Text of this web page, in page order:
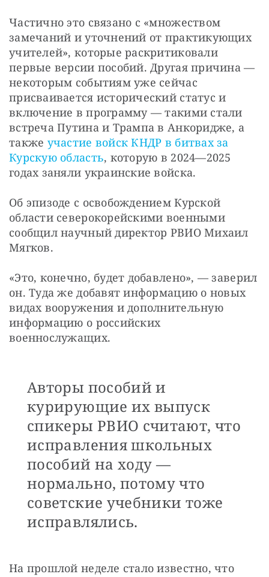
Частично это связано с «множеством
замечаний и уточнений от практикующих
учителей», которые раскритиковали
первые версии пособий. Другая причина —
некоторым событиям уже сейчас
присваивается исторический статус и
включение в программу — такими стали
встреча Путина и Трампа в Анкоридже, а
также участие войск КНДР в битвах за
Курскую область, которую в 2024—2025
годах заняли украинские войска.
Об эпизоде с освобождением Курской
области северокорейскими военными
сообщил научный директор РВИО Михаил
Мягков.
«Это, конечно, будет добавлено», — заверил
он. Туда же добавят информацию о новых
видах вооружения и дополнительную
информацию о российских
военнослужащих.
Авторы пособий и
курирующие их выпуск
спикеры РВИО считают, что
исправления школьных
пособий на ходу —
нормально, потому что
советские учебники тоже
исправлялись.
На прошлой неделе стало известно, что